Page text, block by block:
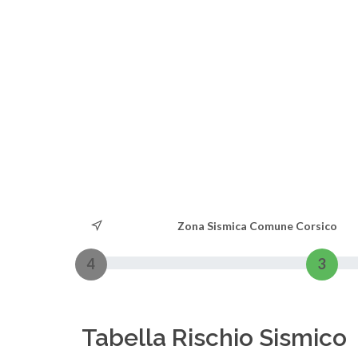
Zona Sismica Comune Corsico
4 3
Tabella Rischio Sismico